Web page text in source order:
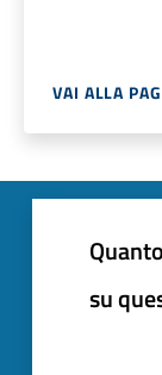
VAI ALLA
su